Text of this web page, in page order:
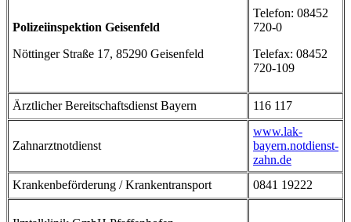
Polizeiinspektion Geisenfeld
Nöttinger Straße 17, 85290 Geisenfeld
Telefon: 08452
720-0
Telefax: 08452
720-109
Ärztlicher Bereitschaftsdienst Bayern 116 117
Zahnarztnotdienst
www.lak-
bayern.notdienst-
zahn.de
Krankenbeförderung / Krankentransport
0841 19222